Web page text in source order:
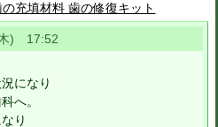
充填材料 歯の修復キット
) 17:52
になり
へ。
り